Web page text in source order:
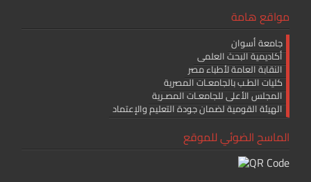
مواقع هامة
جامعة أسوان
أكاديمية البحث العلمى
النقابة العامة لأطباء مصر
كليات الطـب بالجامعـات المصرية
المجلس الأعلى للجامعـات المصـرية
الهيئة القومية لضمان جودة التعليم والإعتماد
الماسح الضوئي للموقع